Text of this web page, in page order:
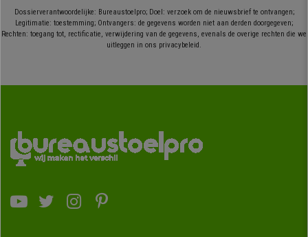
Dossierverantwoordelijke: Bureaustoelpro; Doel: verzoek om de nieuwsbrief te ontvangen;
Legitimatie: toestemming; Ontvangers: de gegevens worden niet aan derden doorgegeven;
Rechten: toegang tot, rectificatie, verwijdering van de gegevens, evenals de overige rechten die we
uitleggen in ons privacybeleid.